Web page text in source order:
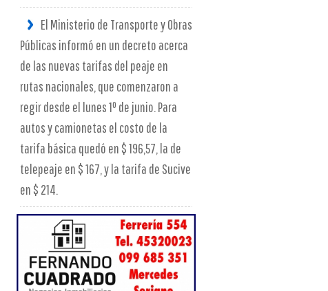
El Ministerio de Transporte y Obras
Públicas informó en un decreto acerca
de las nuevas tarifas del peaje en
rutas nacionales, que comenzaron a
regir desde el lunes 1º de junio. Para
autos y camionetas el costo de la
tarifa básica quedó en $ 196,57, la de
telepeaje en $ 167, y la tarifa de Sucive
en $ 214.